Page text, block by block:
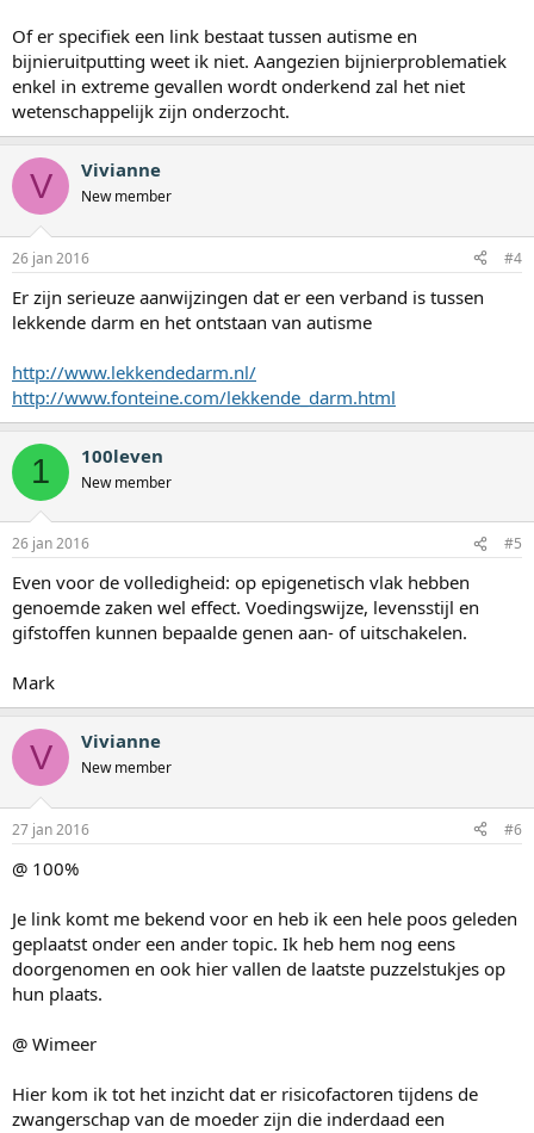
Of er specifiek een link bestaat tussen autisme en
bijnieruitputting weet ik niet. Aangezien bijnierproblematiek
enkel in extreme gevallen wordt onderkend zal het niet
wetenschappelijk zijn onderzocht.
V Vivianne
New member
26 jan 2016 #4
Er zijn serieuze aanwijzingen dat er een verband is tussen
lekkende darm en het ontstaan van autisme
http://www.lekkendedarm.nl/
http://www.fonteine.com/lekkende_darm.html
1 100leven
New member
26 jan 2016 #5
Even voor de volledigheid: op epigenetisch vlak hebben
genoemde zaken wel effect. Voedingswijze, levensstijl en
gifstoffen kunnen bepaalde genen aan- of uitschakelen.
Mark
V Vivianne
New member
27 jan 2016 #6
@ 100%
Je link komt me bekend voor en heb ik een hele poos geleden
geplaatst onder een ander topic. Ik heb hem nog eens
doorgenomen en ook hier vallen de laatste puzzelstukjes op
hun plaats.
@ Wimeer
Hier kom ik tot het inzicht dat er risicofactoren tijdens de
zwangerschap van de moeder zijn die inderdaad een